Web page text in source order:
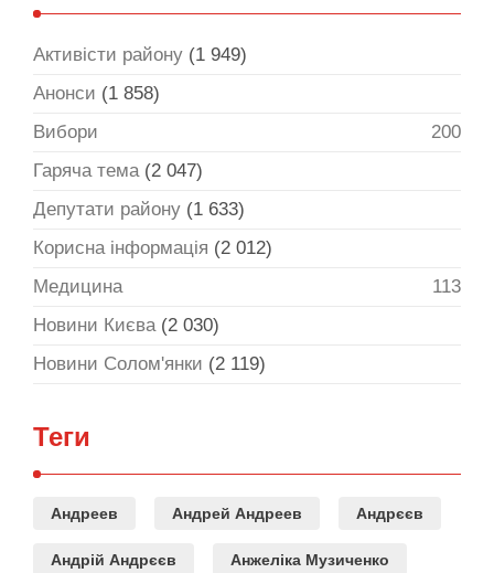
Активісти району (1 949)
Анонси (1 858)
Вибори
200
Гаряча тема(2 047)
Депутати району (1 633)
Корисна інформація (2 012)
Медицина
113
Новини Києва(2 030)
Новини Солом'янки (2 119)
Теги
Андреев Андрей Андреев Андрєєв
Андрій Андрєєв Анжеліка Музиченко